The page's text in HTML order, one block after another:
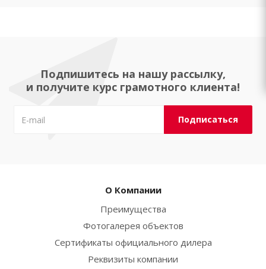
Подпишитесь на нашу рассылку,
и получите курс грамотного клиента!
О Компании
Преимущества
Фотогалерея объектов
Сертификаты официального дилера
Реквизиты компании